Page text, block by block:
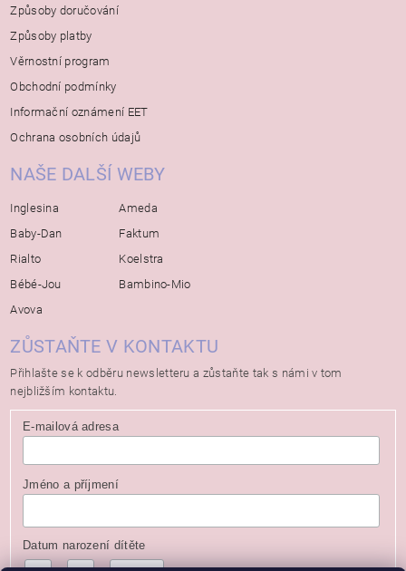
Způsoby doručování
Způsoby platby
Věrnostní program
Obchodní podmínky
Informační oznámení EET
Ochrana osobních údajů
NAŠE DALŠÍ WEBY
Inglesina
Baby-Dan
Rialto
Bébé-Jou
Avova
Ameda
Faktum
Koelstra
Bambino-Mio
ZŮSTAŇTE V KONTAKTU
Přihlašte se k odběru newsletteru a zůstaňte tak s námi v tom
nejbližším kontaktu.
E-mailová adresa
Jméno a příjmení
Datum narození dítěte